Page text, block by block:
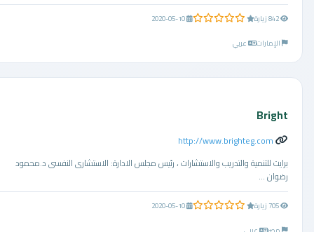
0.0 من 5 نجوم
2020-05-10
الإمارات
عربي
Bright
http://www.brighteg.com
برايت للتنمية والتدريب والاستشارات ، رئيس مجلس الادارة: الاستشارى النفسى د.محمود
رضوان ...
0.0 من 5 نجوم
2020-05-10